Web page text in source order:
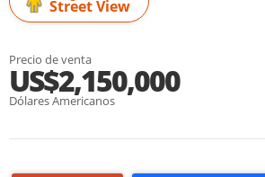
Street View
Precio de venta
US$2,150,000
Dólares Americanos